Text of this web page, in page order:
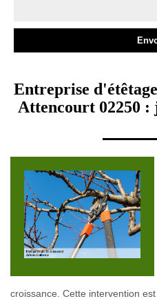
Entreprise
Attencourt 02250 :
croissance. Cette intervention